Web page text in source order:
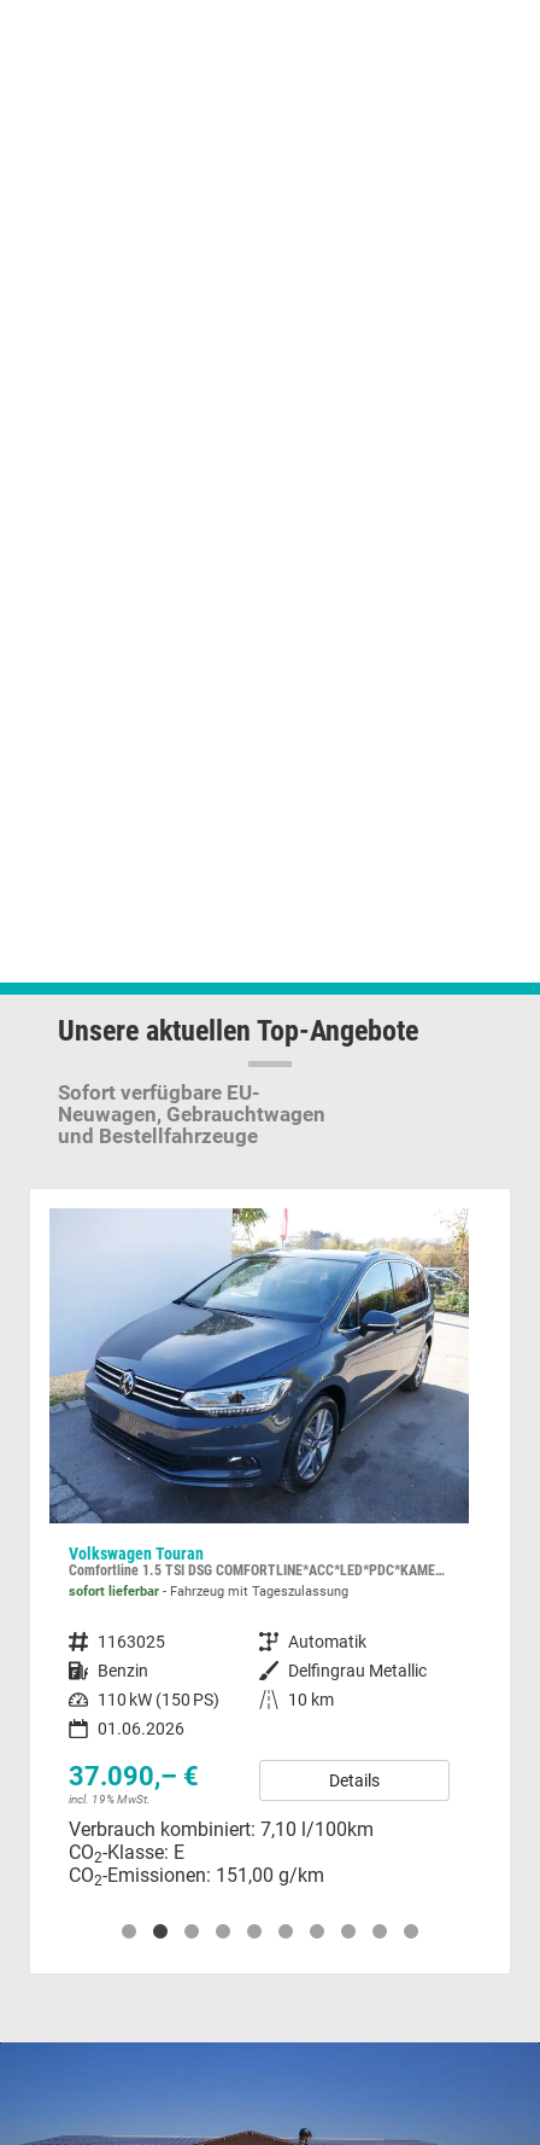
Unsere aktuellen Top-Angebote
Sofort verfügbare EU-
Neuwagen, Gebrauchtwagen
und Bestellfahrzeuge
Volkswagen Touran
Comfortline 1.5 TSI DSG COMFORTLINE*ACC*LED*PDC*KAMERA*NAVI*SHZ* 7-SITZER 17-ZOLL
sofort lieferbar Fahrzeug mit Tageszulassung
Fahrzeugnummer 1163025 Getriebe Automatik
Kraftstoff Benzin Außenfarbe Delfingrau Metallic
Leistung 110 kW (150 PS) Kilometerstand
10 km
01.06.2026
37.090,– €
incl. 19% MwSt.
Details
Verbrauch kombiniert: 7,10 l/100km
CO2-Klasse: E
CO2-Emissionen: 151,00 g/km